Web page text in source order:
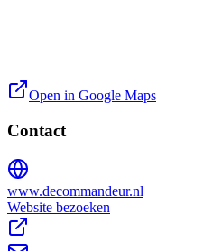
Open in Google Maps
Contact
www.decommandeur.nl
Website bezoeken